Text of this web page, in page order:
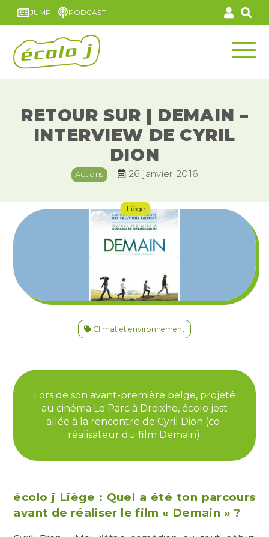
JUMP PODCAST
RETOUR SUR | DEMAIN –
INTERVIEW DE CYRIL
DION
Actions 26 janvier 2016
Liège
Climat et environnement
Lors de son avant-première belge, projeté
au cinéma Le Parc à Droixhe, écolo jest
allée à la rencontre de Cyril Dion (co-
réalisateur du film Demain).
écolo j Liège : Quel a été ton parcours
avant de réaliser le film « Demain » ?